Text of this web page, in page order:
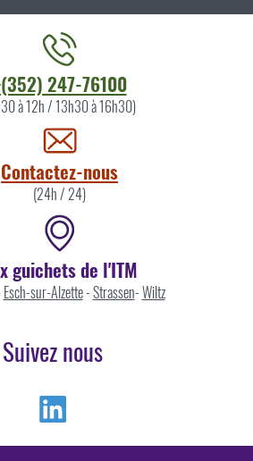
247-76100
à 12h / 13h30 à 16h30)
Contactez-nous
(24h / 24)
guichets de l'ITM
Esch-sur-Alzette-Strassen-Wiltz
Suivez nous